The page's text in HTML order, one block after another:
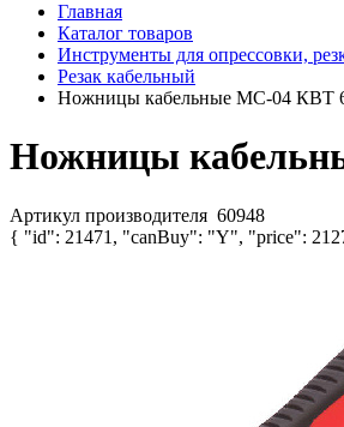
Главная
Каталог товаров
Инструменты для опрессовки,
Резак кабельный
Ножницы кабельные MC-04 КВТ
Ножницы
Артикул производителя 60948
{ "id": 21471, "canBuy": "Y", "price":